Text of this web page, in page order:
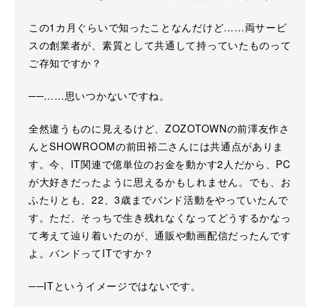
この1カ月ぐらいで知ったことなんだけど……両サービ
スの創業者が、素質として共通して持っていたものって
ご存知ですか？
──……思いつかないですね。
全然違うものに見えるけど、ZOZOTOWNの前澤友作さ
んとSHOWROOMの前田裕二さんには共通点がありま
す。今、IT関連で億単位のお金を動かす2人だから、PC
が大好きだったように思えるかもしれません。でも、お
ふたりとも、22、3歳までバンド活動をやっていたんで
す。ただ、そっちで生き残れなくなってどうするかなっ
て考えて辿り着いたのが、通販や動画配信だったんです
よ。バンドってITですか？
──ITというイメージではないです。